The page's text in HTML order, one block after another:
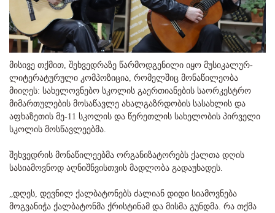
მისივე თქმით, შეხვედრაზე წარმოდგენილი იყო მუსიკალურ-
ლიტერატურული კომპოზიცია, რომელშიც მონაწილეობა
მიიღეს: სახელოვნებო სკოლის გაერთიანების საორკესტრო
მიმართულების მოსაწავლე ახალგაზრდობის სასახლის და
აფხაზეთის მე-11 სკოლის და წერეთლის სახელობის პირველი
სკოლის მოსწავლეებმა.
შეხვედრის მონაწილეებმა ორგანიზატორებს ქალთა დღის
სასიამოვნოდ აღნიშნვისთვის მადლობა გადაუხადეს.
„დღეს, დევნილ ქალბატონებს ძალიან დიდი სიამოვნება
მოგვანიჭა ქალბატონმა ქრისტინამ და მისმა გუნდმა. რა თქმა